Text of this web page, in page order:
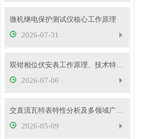
微机继电保护测试仪核心工作原理
2026-07-31
双钳相位伏安表工作原理、技术特性与电力现场应用解析
2026-07-06
交直流瓦特表特性分析及多领域广泛应用
2026-05-09